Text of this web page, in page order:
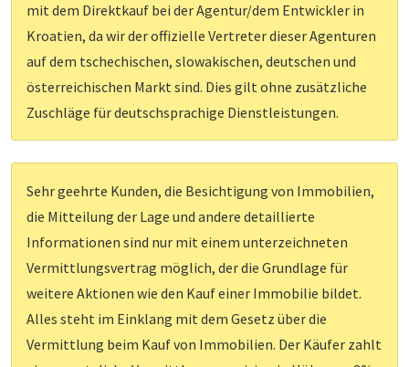
mit dem Direktkauf bei der Agentur/dem Entwickler in
Kroatien, da wir der offizielle Vertreter dieser Agenturen
auf dem tschechischen, slowakischen, deutschen und
österreichischen Markt sind. Dies gilt ohne zusätzliche
Zuschläge für deutschsprachige Dienstleistungen.
Sehr geehrte Kunden, die Besichtigung von Immobilien,
die Mitteilung der Lage und andere detaillierte
Informationen sind nur mit einem unterzeichneten
Vermittlungsvertrag möglich, der die Grundlage für
weitere Aktionen wie den Kauf einer Immobilie bildet.
Alles steht im Einklang mit dem Gesetz über die
Vermittlung beim Kauf von Immobilien. Der Käufer zahlt